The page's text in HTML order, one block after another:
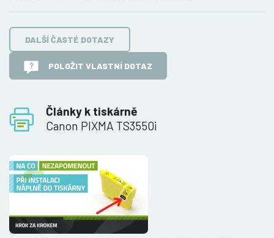
Články k tiskárně
Canon PIXMA TS3550i
DALŠÍ ČASTÉ DOTAZY
POLOŽIT VLASTNÍ DOTAZ